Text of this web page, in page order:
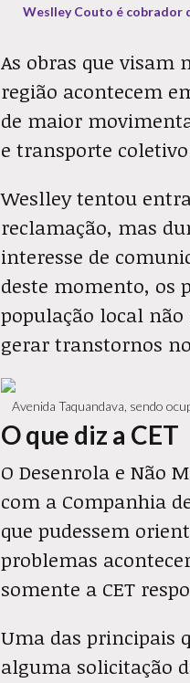
Weslley Couto é cobrador
As obras que visam
região acontecem
de maior
e transporte
Weslley tentou
reclamação, mas
interesse de
deste momento, os
população local
gerar transtornos
Avenida Taquandava, sendo
O que diz a CET
O Desenrola e Não
com a Companhia
que pudessem
problemas
somente a CET
Uma das principais
alguma solicitação